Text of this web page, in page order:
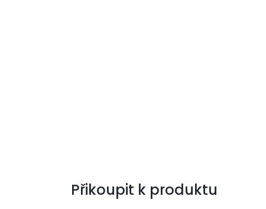
Přikoupit k produktu